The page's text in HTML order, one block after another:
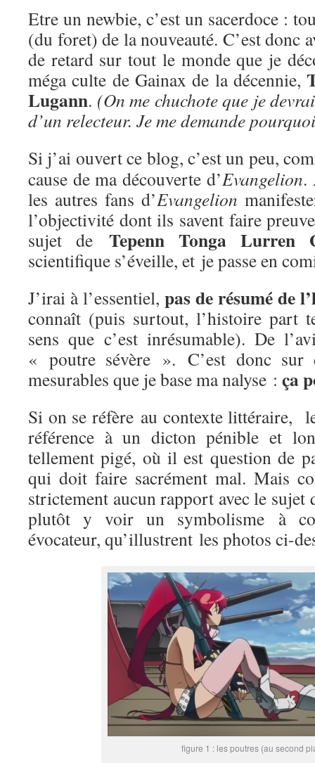
Etre un newbie, c’est un sacerdoce :
(du foret) de la nouveauté. C’est donc
de retard sur tout le monde que je
méga culte de Gainax de la décennie,
Lugann. (On me chuchote que je
d’un relecteur. Je me demande
Si j’ai ouvert ce blog, c’est un peu,
cause de ma découverte d’Evangelion.
les autres fans d’Evangelion
l’objectivité dont ils savent faire
sujet de Tepenn Tonga Lurren
scientifique s’éveille, et je passe en
J’irai à l’essentiel, pas de résumé de
connaît (puis surtout, l’histoire part
sens que c’est inrésumable). De
« poutre sévère ». C’est donc sur
mesurables que je base ma nalyse : ça
Si on se réfère au contexte littéraire,
référence à un dicton pénible et
tellement pigé, où il est question de
qui doit faire sacrément mal. Mais
strictement aucun rapport avec le
plutôt y voir un symbolisme à
évocateur, qu’illustrent les photos ci-
figure 1 : les poutres (au second